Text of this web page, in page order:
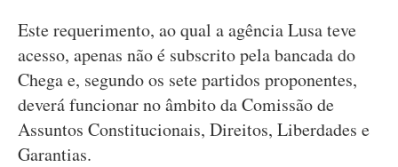
Este requerimento, ao qual a agência Lusa teve
acesso, apenas não é subscrito pela bancada do
Chega e, segundo os sete partidos proponentes,
deverá funcionar no âmbito da Comissão de
Assuntos Constitucionais, Direitos, Liberdades e
Garantias.